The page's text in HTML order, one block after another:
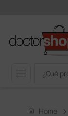
menu
home Home